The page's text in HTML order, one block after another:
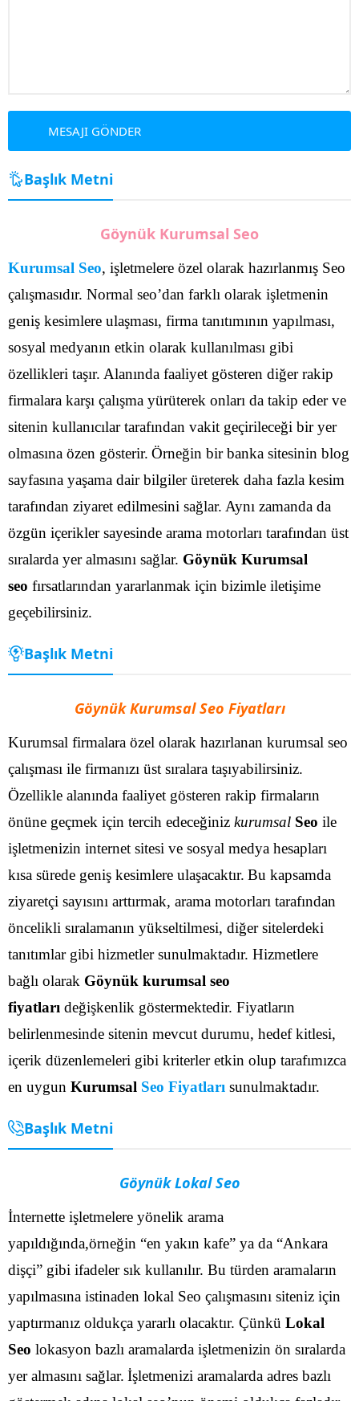
Başlık Metni
Göynük Kurumsal Seo
Kurumsal Seo, işletmelere özel olarak hazırlanmış Seo
çalışmasıdır. Normal seo’dan farklı olarak işletmenin
geniş kesimlere ulaşması, firma tanıtımının yapılması,
sosyal medyanın etkin olarak kullanılması gibi
özellikleri taşır. Alanında faaliyet gösteren diğer rakip
firmalara karşı çalışma yürüterek onları da takip eder ve
sitenin kullanıcılar tarafından vakit geçirileceği bir yer
olmasına özen gösterir. Örneğin bir banka sitesinin blog
sayfasına yaşama dair bilgiler üreterek daha fazla kesim
tarafından ziyaret edilmesini sağlar. Aynı zamanda da
özgün içerikler sayesinde arama motorları tarafından üst
sıralarda yer almasını sağlar. Göynük Kurumsal
seo fırsatlarından yararlanmak için bizimle iletişime
geçebilirsiniz.
Başlık Metni
Göynük Kurumsal Seo Fiyatları
Kurumsal firmalara özel olarak hazırlanan kurumsal seo
çalışması ile firmanızı üst sıralara taşıyabilirsiniz.
Özellikle alanında faaliyet gösteren rakip firmaların
önüne geçmek için tercih edeceğiniz kurumsal Seo ile
işletmenizin internet sitesi ve sosyal medya hesapları
kısa sürede geniş kesimlere ulaşacaktır. Bu kapsamda
ziyaretçi sayısını arttırmak, arama motorları tarafından
öncelikli sıralamanın yükseltilmesi, diğer sitelerdeki
tanıtımlar gibi hizmetler sunulmaktadır. Hizmetlere
bağlı olarak Göynük kurumsal seo
fiyatları değişkenlik göstermektedir. Fiyatların
belirlenmesinde sitenin mevcut durumu, hedef kitlesi,
içerik düzenlemeleri gibi kriterler etkin olup tarafımızca
en uygun Kurumsal Seo Fiyatları sunulmaktadır.
Başlık Metni
Göynük Lokal Seo
İnternette işletmelere yönelik arama
yapıldığında,örneğin “en yakın kafe” ya da “Ankara
dişçi” gibi ifadeler sık kullanılır. Bu türden aramaların
yapılmasına istinaden lokal Seo çalışmasını siteniz için
yaptırmanız oldukça yararlı olacaktır. Çünkü Lokal
Seo lokasyon bazlı aramalarda işletmenizin ön sıralarda
yer almasını sağlar. İşletmenizi aramalarda adres bazlı